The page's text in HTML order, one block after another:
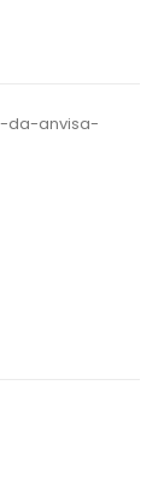
da-anvisa-